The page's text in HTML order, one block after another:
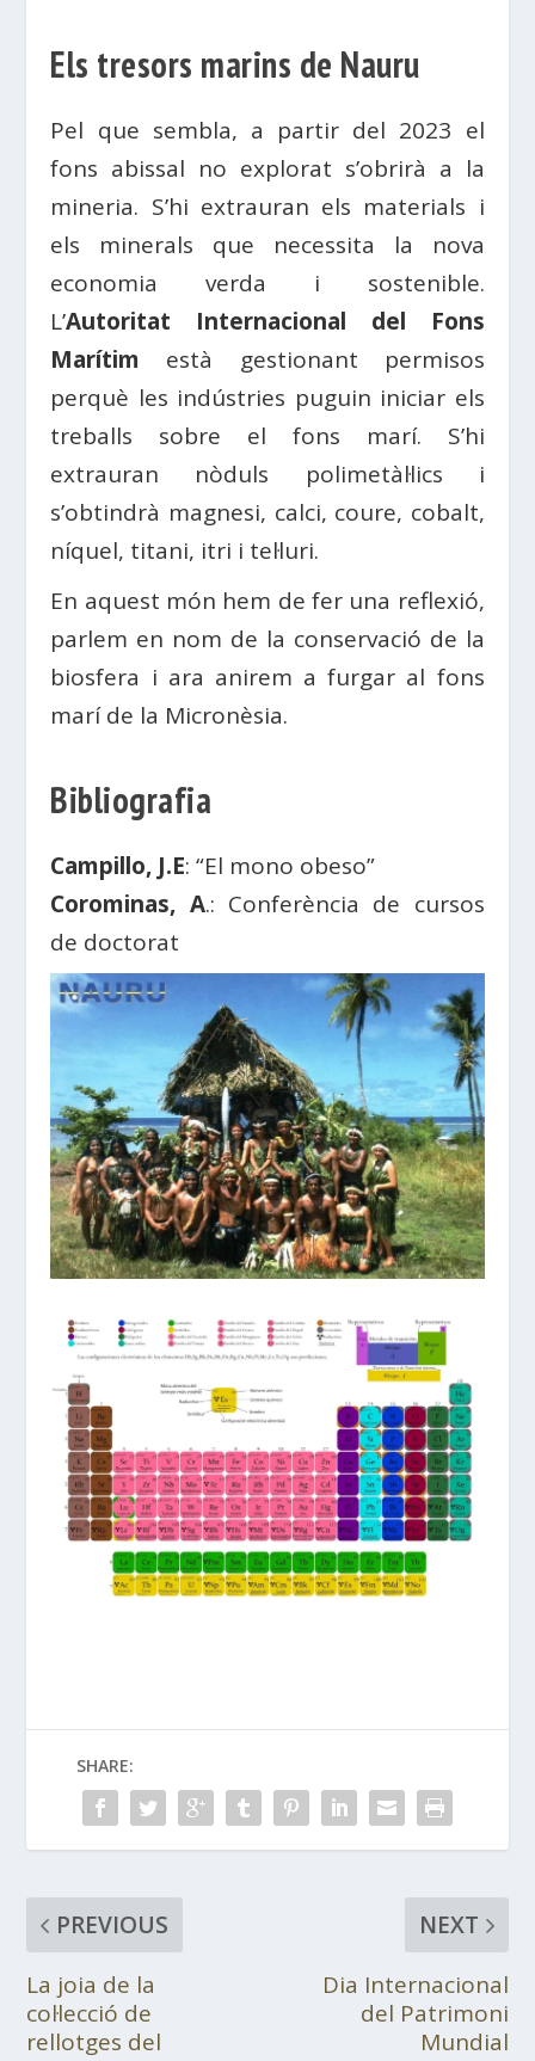
Els tresors marins de Nauru
Pel que sembla, a partir del 2023 el
fons abissal no explorat s’obrirà a la
mineria. S’hi extrauran els materials i
els minerals que necessita la nova
economia verda i sostenible.
L’Autoritat Internacional del Fons
Marítim està gestionant permisos
perquè les indústries puguin iniciar els
treballs sobre el fons marí. S’hi
extrauran nòduls polimetàl·lics i
s’obtindrà magnesi, calci, coure, cobalt,
níquel, titani, itri i tel·luri.
En aquest món hem de fer una reflexió,
parlem en nom de la conservació de la
biosfera i ara anirem a furgar al fons
marí de la Micronèsia.
Bibliografia
Campillo, J.E: “El mono obeso”
Corominas, A.: Conferència de cursos
de doctorat
SHARE:
PREVIOUS
La joia de la
col·lecció de
rellotges del
NEXT
Dia Internacional
del Patrimoni
Mundial